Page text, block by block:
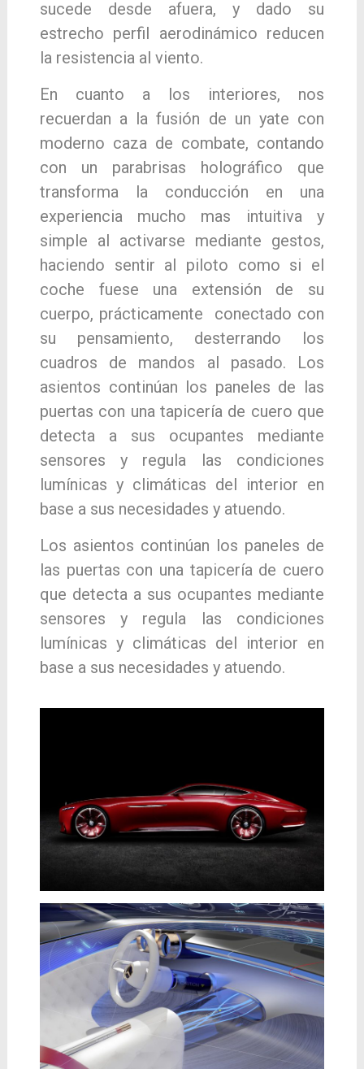
sucede desde afuera, y dado su
estrecho perfil aerodinámico reducen
la resistencia al viento.
En cuanto a los interiores, nos
recuerdan a la fusión de un yate con
moderno caza de combate, contando
con un parabrisas holográfico que
transforma la conducción en una
experiencia mucho mas intuitiva y
simple al activarse mediante gestos,
haciendo sentir al piloto como si el
coche fuese una extensión de su
cuerpo, prácticamente conectado con
su pensamiento, desterrando los
cuadros de mandos al pasado. Los
asientos continúan los paneles de las
puertas con una tapicería de cuero que
detecta a sus ocupantes mediante
sensores y regula las condiciones
lumínicas y climáticas del interior en
base a sus necesidades y atuendo.
Los asientos continúan los paneles de
las puertas con una tapicería de cuero
que detecta a sus ocupantes mediante
sensores y regula las condiciones
lumínicas y climáticas del interior en
base a sus necesidades y atuendo.